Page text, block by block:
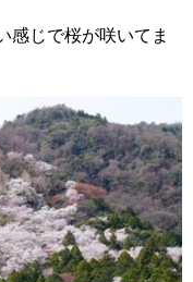
感じで桜が咲いてま